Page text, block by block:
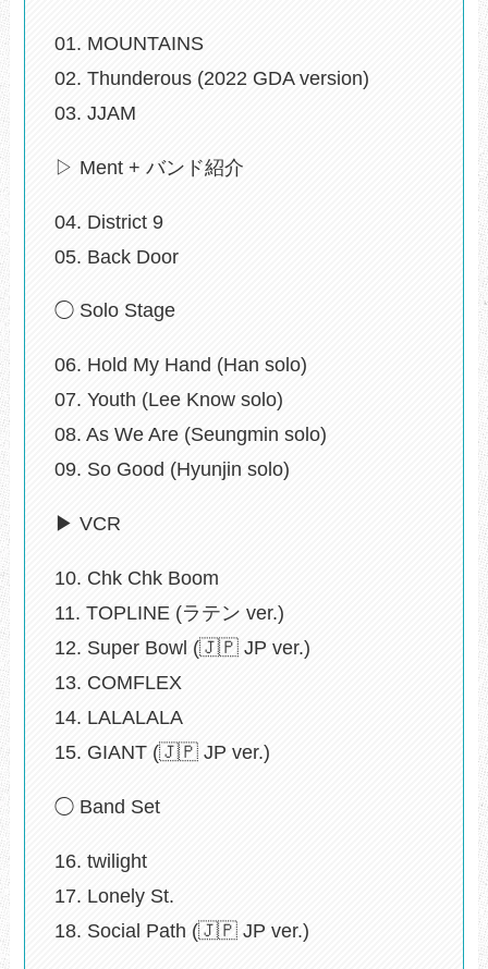
01. MOUNTAINS
02. Thunderous (2022 GDA version)
03. JJAM
▷ Ment + バンド紹介
04. District 9
05. Back Door
◯ Solo Stage
06. Hold My Hand (Han solo)
07. Youth (Lee Know solo)
08. As We Are (Seungmin solo)
09. So Good (Hyunjin solo)
▶ VCR
10. Chk Chk Boom
11. TOPLINE (ラテン ver.)
12. Super Bowl (🇯🇵 JP ver.)
13. COMFLEX
14. LALALALA
15. GIANT (🇯🇵 JP ver.)
◯ Band Set
16. twilight
17. Lonely St.
18. Social Path (🇯🇵 JP ver.)